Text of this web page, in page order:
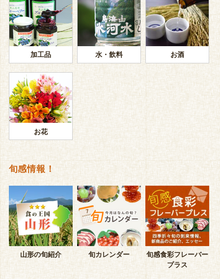
加工品 水・飲料 お酒
お花
旬感情報！
山形の旬紹介 旬カレンダー
旬感食彩フレーバー
プラス